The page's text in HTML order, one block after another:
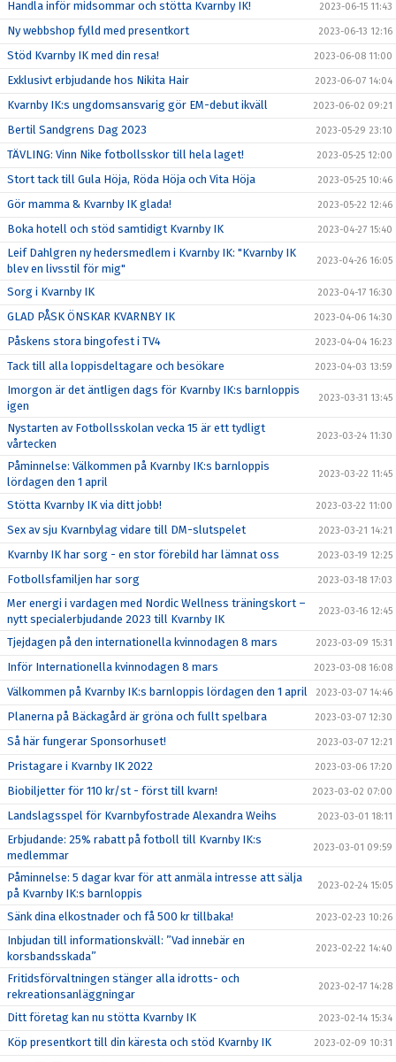
Handla inför midsommar och stötta Kvarnby IK! 2023-06-15 11:43
Ny webbshop fylld med presentkort 2023-06-13 12:16
Stöd Kvarnby IK med din resa! 2023-06-08 11:00
Exklusivt erbjudande hos Nikita Hair 2023-06-07 14:04
Kvarnby IK:s ungdomsansvarig gör EM-debut ikväll 2023-06-02 09:21
Bertil Sandgrens Dag 2023 2023-05-29 23:10
TÄVLING: Vinn Nike fotbollsskor till hela laget! 2023-05-25 12:00
Stort tack till Gula Höja, Röda Höja och Vita Höja 2023-05-25 10:46
Gör mamma & Kvarnby IK glada! 2023-05-22 12:46
Boka hotell och stöd samtidigt Kvarnby IK 2023-04-27 15:40
Leif Dahlgren ny hedersmedlem i Kvarnby IK: "Kvarnby IK
blev en livsstil för mig"
2023-04-26 16:05
Sorg i Kvarnby IK 2023-04-17 16:30
GLAD PÅSK ÖNSKAR KVARNBY IK 2023-04-06 14:30
Påskens stora bingofest i TV4 2023-04-04 16:23
Tack till alla loppisdeltagare och besökare 2023-04-03 13:59
Imorgon är det äntligen dags för Kvarnby IK:s barnloppis
igen
2023-03-31 13:45
Nystarten av Fotbollsskolan vecka 15 är ett tydligt
vårtecken
2023-03-24 11:30
Påminnelse: Välkommen på Kvarnby IK:s barnloppis
lördagen den 1 april
2023-03-22 11:45
Stötta Kvarnby IK via ditt jobb! 2023-03-22 11:00
Sex av sju Kvarnbylag vidare till DM-slutspelet 2023-03-21 14:21
Kvarnby IK har sorg - en stor förebild har lämnat oss 2023-03-19 12:25
Fotbollsfamiljen har sorg 2023-03-18 17:03
Mer energi i vardagen med Nordic Wellness träningskort –
nytt specialerbjudande 2023 till Kvarnby IK
2023-03-16 12:45
Tjejdagen på den internationella kvinnodagen 8 mars 2023-03-09 15:31
Inför Internationella kvinnodagen 8 mars 2023-03-08 16:08
Välkommen på Kvarnby IK:s barnloppis lördagen den 1 april 2023-03-07 14:46
Planerna på Bäckagård är gröna och fullt spelbara 2023-03-07 12:30
Så här fungerar Sponsorhuset! 2023-03-07 12:21
Pristagare i Kvarnby IK 2022 2023-03-06 17:20
Biobiljetter för 110 kr/st - först till kvarn! 2023-03-02 07:00
Landslagsspel för Kvarnbyfostrade Alexandra Weihs 2023-03-01 18:11
Erbjudande: 25% rabatt på fotboll till Kvarnby IK:s
medlemmar
2023-03-01 09:59
Påminnelse: 5 dagar kvar för att anmäla intresse att sälja
på Kvarnby IK:s barnloppis
2023-02-24 15:05
Sänk dina elkostnader och få 500 kr tillbaka! 2023-02-23 10:26
Inbjudan till informationskväll: ”Vad innebär en
korsbandsskada”
2023-02-22 14:40
Fritidsförvaltningen stänger alla idrotts- och
rekreationsanläggningar
2023-02-17 14:28
Ditt företag kan nu stötta Kvarnby IK 2023-02-14 15:34
Köp presentkort till din käresta och stöd Kvarnby IK 2023-02-09 10:31